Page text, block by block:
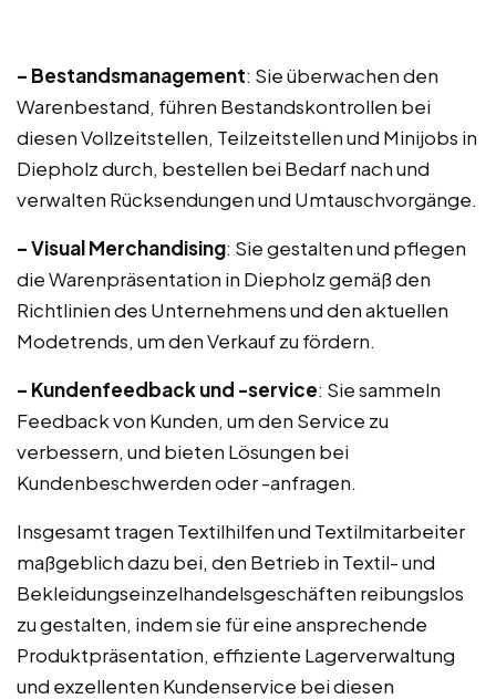
– Bestandsmanagement: Sie überwachen den
Warenbestand, führen Bestandskontrollen bei
diesen Vollzeitstellen, Teilzeitstellen und Minijobs in
Diepholz durch, bestellen bei Bedarf nach und
verwalten Rücksendungen und Umtauschvorgänge.
– Visual Merchandising: Sie gestalten und pflegen
die Warenpräsentation in Diepholz gemäß den
Richtlinien des Unternehmens und den aktuellen
Modetrends, um den Verkauf zu fördern.
– Kundenfeedback und -service: Sie sammeln
Feedback von Kunden, um den Service zu
verbessern, und bieten Lösungen bei
Kundenbeschwerden oder -anfragen.
Insgesamt tragen Textilhilfen und Textilmitarbeiter
maßgeblich dazu bei, den Betrieb in Textil- und
Bekleidungseinzelhandelsgeschäften reibungslos
zu gestalten, indem sie für eine ansprechende
Produktpräsentation, effiziente Lagerverwaltung
und exzellenten Kundenservice bei diesen